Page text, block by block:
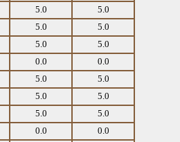
5.0
5.0
5.0
5.0
5.0
5.0
0.0
0.0
5.0
5.0
5.0
5.0
5.0
5.0
0.0
0.0